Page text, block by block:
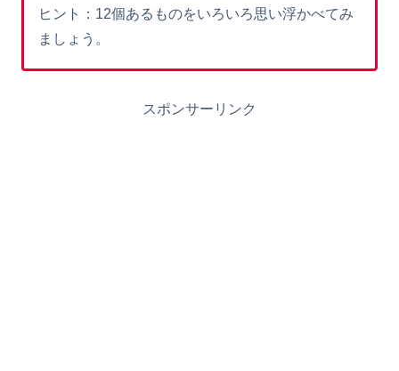
ヒント：12個あるものをいろいろ思い浮かべてみ
ましょう。
スポンサーリンク